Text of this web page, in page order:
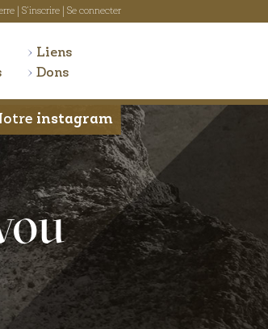
S'inscrire Se connecter
Liens
Dons
instagram